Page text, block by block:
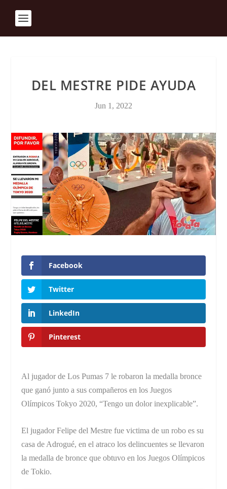
DEL MESTRE PIDE AYUDA
Jun 1, 2022
Facebook
Twitter
LinkedIn
Pinterest
Al jugador de Los Pumas 7 le robaron la medalla bronce
que ganó junto a sus compañeros en los Juegos
Olímpicos Tokyo 2020, “Tengo un dolor inexplicable”.
El jugador Felipe del Mestre fue victima de un robo es su
casa de Adrogué, en el atraco los delincuentes se llevaron
la medalla de bronce que obtuvo en los Juegos Olímpicos
de Tokio.